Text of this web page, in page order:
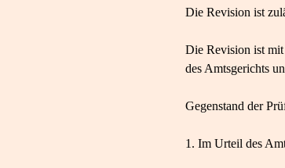
Die Revision ist
Die Revision ist mit
des Amtsgerichts
Gegenstand der
1. Im Urteil des